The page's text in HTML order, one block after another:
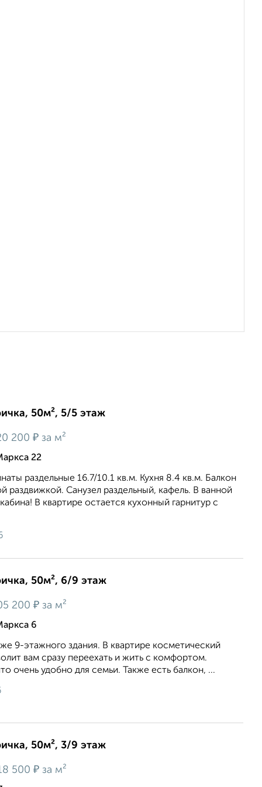
50м², 5/5 этаж
200 ₽ за м²
22
раздельные 16.7/10.1 кв.м. Кухня 8.4 кв.м. Балкон
раздвижкой. Санузел раздельный, кафель. В ванной
В квартире остается кухонный гарнитур с
50м², 6/9 этаж
200 ₽ за м²
6
9-этажного здания. В квартире косметический
вам сразу переехать и жить с комфортом.
очень удобно для семьи. Также есть балкон, ...
50м², 3/9 этаж
500 ₽ за м²